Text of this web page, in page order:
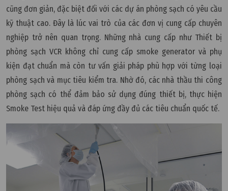
cũng đơn giản, đặc biệt đối với các dự án phòng sạch có yêu cầu
kỹ thuật cao. Đây là lúc vai trò của các đơn vị cung cấp chuyên
nghiệp trở nên quan trọng. Những nhà cung cấp như Thiết bị
phòng sạch VCR không chỉ cung cấp smoke generator và phụ
kiện đạt chuẩn mà còn tư vấn giải pháp phù hợp với từng loại
phòng sạch và mục tiêu kiểm tra. Nhờ đó, các nhà thầu thi công
phòng sạch có thể đảm bảo sử dụng đúng thiết bị, thực hiện
Smoke Test hiệu quả và đáp ứng đầy đủ các tiêu chuẩn quốc tế.